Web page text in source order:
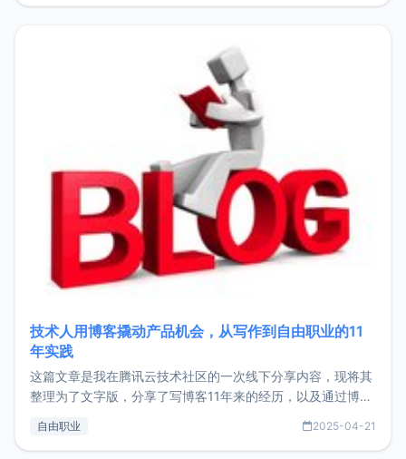
技术人用博客撬动产品机会，从写作到自由职业的11
年实践
这篇文章是我在腾讯云技术社区的一次线下分享内容，现将其
整理为了文字版，分享了写博客11年来的经历，以及通过博客
了我的首个产品ImgURL的真实数据和产品现状。自我介绍大
自由职业 2025-04-21